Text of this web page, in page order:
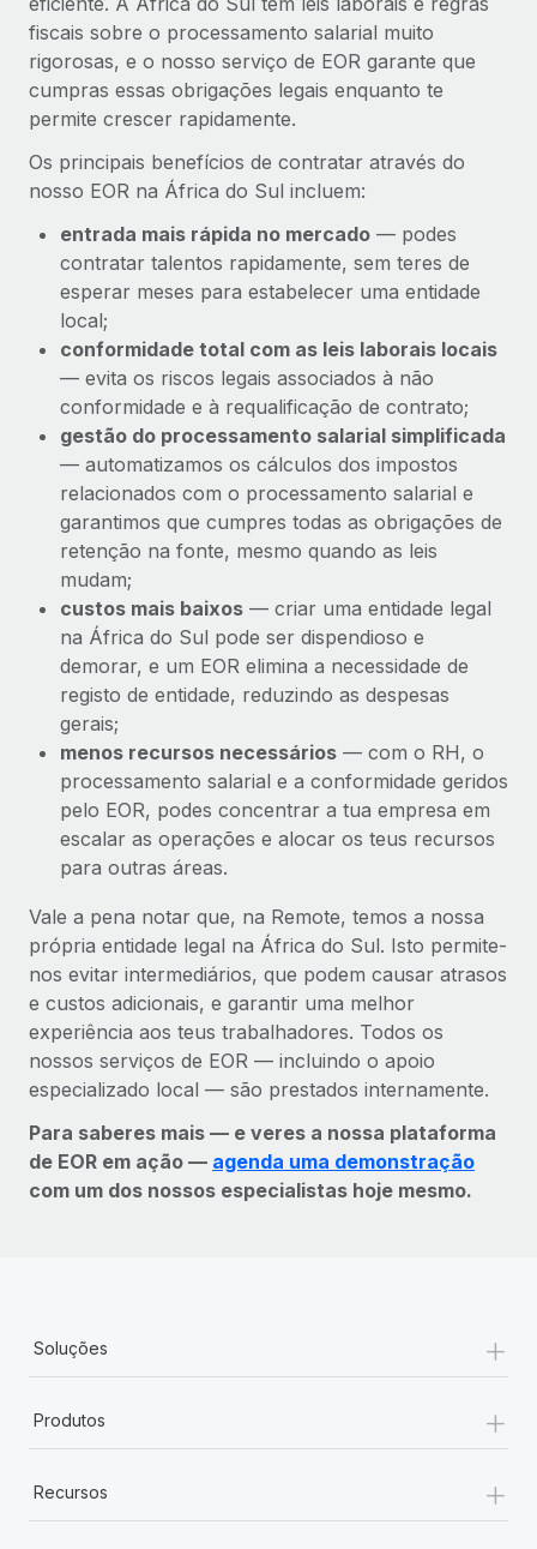
fiscais sobre o processamento salarial muito
rigorosas, e o nosso serviço de EOR garante que
cumpras essas obrigações legais enquanto te
permite crescer rapidamente.
Os principais benefícios de contratar através do
nosso EOR na África do Sul incluem:
entrada mais rápida no mercado — podes
contratar talentos rapidamente, sem teres de
esperar meses para estabelecer uma entidade
local;
conformidade total com as leis laborais locais
— evita os riscos legais associados à não
conformidade e à requalificação de contrato;
gestão do processamento salarial simplificada
— automatizamos os cálculos dos impostos
relacionados com o processamento salarial e
garantimos que cumpres todas as obrigações de
retenção na fonte, mesmo quando as leis
mudam;
custos mais baixos — criar uma entidade legal
na África do Sul pode ser dispendioso e
demorar, e um EOR elimina a necessidade de
registo de entidade, reduzindo as despesas
gerais;
menos recursos necessários — com o RH, o
processamento salarial e a conformidade geridos
pelo EOR, podes concentrar a tua empresa em
escalar as operações e alocar os teus recursos
para outras áreas.
Vale a pena notar que, na Remote, temos a nossa
própria entidade legal na África do Sul. Isto permite-
nos evitar intermediários, que podem causar atrasos
e custos adicionais, e garantir uma melhor
experiência aos teus trabalhadores. Todos os
nossos serviços de EOR — incluindo o apoio
especializado local — são prestados internamente.
Para saberes mais — e veres a nossa plataforma
de EOR em ação — agenda uma demonstração
com um dos nossos especialistas hoje mesmo.
Soluções +
Produtos +
Recursos
+